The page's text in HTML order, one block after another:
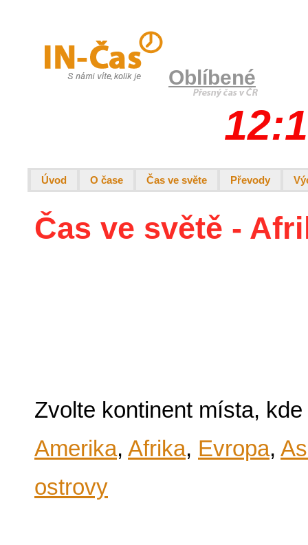
Oblíbené
Úvod O čase Čas ve světe Převody
Čas ve světě -
Zvolte kontinent místa,
Amerika, Afrika, Evropa,
ostrovy